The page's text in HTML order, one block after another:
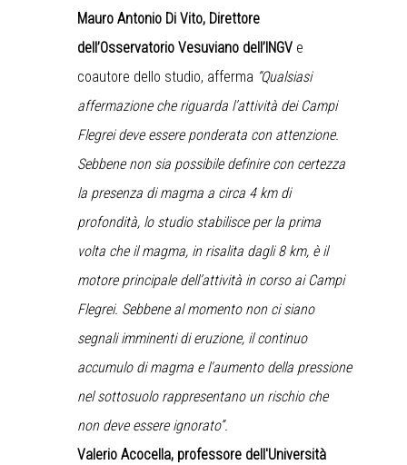
Mauro Antonio Di Vito, Direttore
dell’Osservatorio Vesuviano dell’INGV e
coautore dello studio, afferma “Qualsiasi
affermazione che riguarda l’attività dei Campi
Flegrei deve essere ponderata con attenzione.
Sebbene non sia possibile definire con certezza
la presenza di magma a circa 4 km di
profondità, lo studio stabilisce per la prima
volta che il magma, in risalita dagli 8 km, è il
motore principale dell’attività in corso ai Campi
Flegrei. Sebbene al momento non ci siano
segnali imminenti di eruzione, il continuo
accumulo di magma e l'aumento della pressione
nel sottosuolo rappresentano un rischio che
non deve essere ignorato”.
Valerio Acocella, professore dell'Università